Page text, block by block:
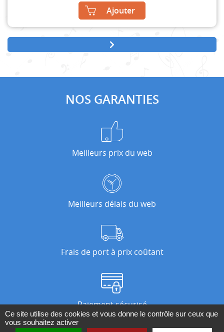
Ajouter
NOS GARANTIES
Meilleurs prix du web
Meilleurs délais du web
Frais de port à prix coûtant
Paiement sécurisé
Ce site utilise des cookies et vous donne le contrôle sur ceux que
vous souhaitez activer